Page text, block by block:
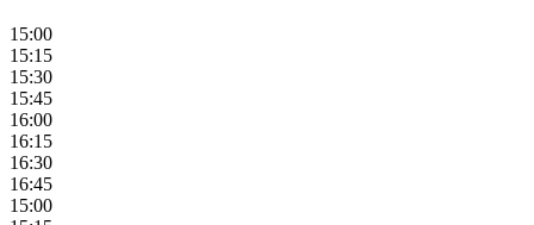
15:00
15:15
15:30
15:45
16:00
16:15
16:30
16:45
15:00